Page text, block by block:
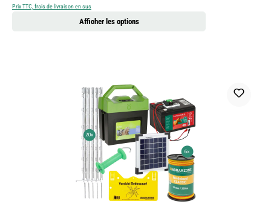
Prix TTC, frais de livraison en sus
Afficher les options